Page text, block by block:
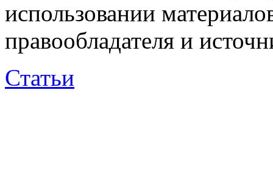
использовании
правообладателя и
Статьи